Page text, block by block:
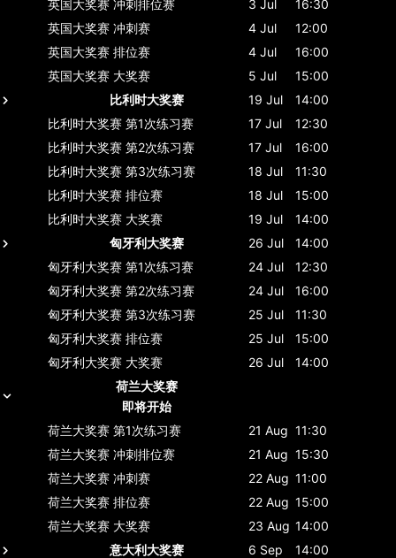
英国大奖赛 冲刺排位赛 3 Jul
16:30
英国大奖赛 冲刺赛 4 Jul
12:00
英国大奖赛 排位赛 4 Jul
16:00
英国大奖赛 大奖赛 5 Jul
15:00
比利时大奖赛
19 Jul
14:00
比利时大奖赛 第1次练习赛 17 Jul
12:30
比利时大奖赛 第2次练习赛 17 Jul
16:00
比利时大奖赛 第3次练习赛 18 Jul
11:30
比利时大奖赛 排位赛 18 Jul
15:00
比利时大奖赛 大奖赛 19 Jul
14:00
匈牙利大奖赛
26 Jul
14:00
匈牙利大奖赛 第1次练习赛 24 Jul
12:30
匈牙利大奖赛 第2次练习赛 24 Jul
16:00
匈牙利大奖赛 第3次练习赛 25 Jul
11:30
匈牙利大奖赛 排位赛 25 Jul
15:00
匈牙利大奖赛 大奖赛 26 Jul
14:00
荷兰大奖赛
即将开始
荷兰大奖赛 第1次练习赛 21 Aug 11:30
荷兰大奖赛 冲刺排位赛 21 Aug 15:30
荷兰大奖赛 冲刺赛 22 Aug 11:00
荷兰大奖赛 排位赛 22 Aug 15:00
荷兰大奖赛 大奖赛 23 Aug 14:00
意大利大奖赛
6 Sep
14:00